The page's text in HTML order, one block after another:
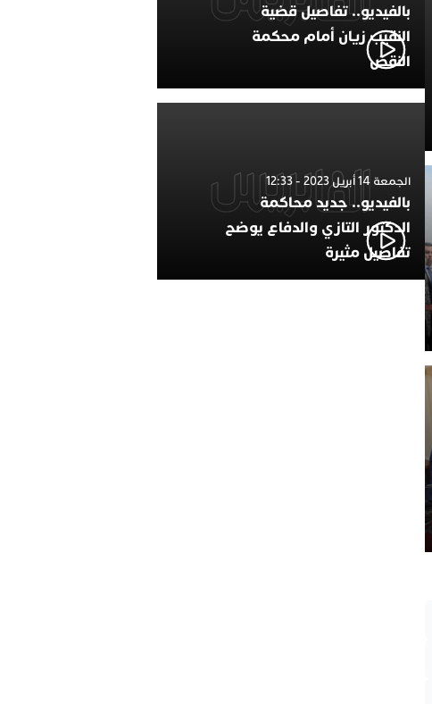
بالفيديو.. تفاصيل قضية
النقيب زيان أمام محكمة
النقض
الجمعة 14 أبريل 2023 - 12:33
بالفيديو.. جديد محاكمة
الدكتور التازي والدفاع يوضح
تفاصيل مثيرة